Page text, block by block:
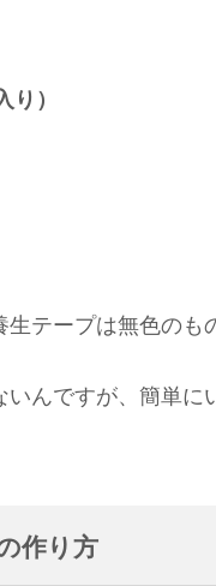
）
テープは無色のも
んですが、簡単に
作り方